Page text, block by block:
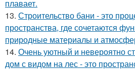
плавает.
13. Строительство бани - это
пространства, где сочетаются
природные материалы и
14. Очень уютный и невероятно
дом с видом на лес - это